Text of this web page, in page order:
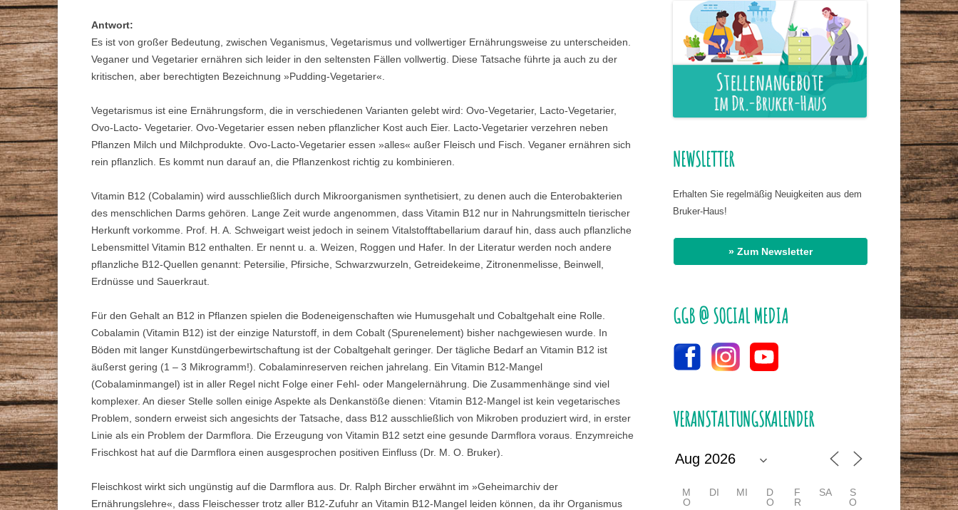
GESUNDHEITSBERATER GGB
ZEITSCHRIFT
POLITISCHES ENGAGEMENT
DR.-BRUKER-GARTEN
PRESSE
SCHLUSSSEMINARE
LEBENSBERATUNG
WEITERE SEMINARE
GESPRÄCHSKREIS HASSAN EL
KHOMRI
ÄRZTLICHER RAT DR. BIRMANNS
VORTRÄGE EXTERN
ORDNUNG UNSERER NAHRUNG
WISSENSCHAFTLER
VOLLWERTKOST
LEBEN & PSYCHE
Antwort:
Es ist von großer Bedeutung, zwischen Veganismus, Vegetarismus und vollwertiger Ernährungsweise zu unterscheiden.
Veganer und Vegetarier ernähren sich leider in den seltensten Fällen vollwertig. Diese Tatsache führte ja auch zu der
kritischen, aber berechtigten Bezeichnung »Pudding-Vegetarier«.
Vegetarismus ist eine Ernährungsform, die in verschiedenen Varianten gelebt wird: Ovo-Vegetarier, Lacto-Vegetarier,
Ovo-Lacto- Vegetarier. Ovo-Vegetarier essen neben pflanzlicher Kost auch Eier. Lacto-Vegetarier verzehren neben
Pflanzen Milch und Milchprodukte. Ovo-Lacto-Vegetarier essen »alles« außer Fleisch und Fisch. Veganer ernähren sich
rein pflanzlich. Es kommt nun darauf an, die Pflanzenkost richtig zu kombinieren.
Vitamin B12 (Cobalamin) wird ausschließlich durch Mikroorganismen synthetisiert, zu denen auch die Enterobakterien
des menschlichen Darms gehören. Lange Zeit wurde angenommen, dass Vitamin B12 nur in Nahrungsmitteln tierischer
Herkunft vorkomme. Prof. H. A. Schweigart weist jedoch in seinem Vitalstofftabellarium darauf hin, dass auch pflanzliche
Lebensmittel Vitamin B12 enthalten. Er nennt u. a. Weizen, Roggen und Hafer. In der Literatur werden noch andere
pflanzliche B12-Quellen genannt: Petersilie, Pfirsiche, Schwarzwurzeln, Getreidekeime, Zitronenmelisse, Beinwell,
Erdnüsse und Sauerkraut.
Für den Gehalt an B12 in Pflanzen spielen die Bodeneigenschaften wie Humusgehalt und Cobaltgehalt eine Rolle.
Cobalamin (Vitamin B12) ist der einzige Naturstoff, in dem Cobalt (Spurenelement) bisher nachgewiesen wurde. In
Böden mit langer Kunstdüngerbewirtschaftung ist der Cobaltgehalt geringer. Der tägliche Bedarf an Vitamin B12 ist
äußerst gering (1 – 3 Mikrogramm!). Cobalaminreserven reichen jahrelang. Ein Vitamin B12-Mangel
(Cobalaminmangel) ist in aller Regel nicht Folge einer Fehl- oder Mangelernährung. Die Zusammenhänge sind viel
komplexer. An dieser Stelle sollen einige Aspekte als Denkanstöße dienen: Vitamin B12-Mangel ist kein vegetarisches
Problem, sondern erweist sich angesichts der Tatsache, dass B12 ausschließlich von Mikroben produziert wird, in erster
Linie als ein Problem der Darmflora. Die Erzeugung von Vitamin B12 setzt eine gesunde Darmflora voraus. Enzymreiche
Frischkost hat auf die Darmflora einen ausgesprochen positiven Einfluss (Dr. M. O. Bruker).
Fleischkost wirkt sich ungünstig auf die Darmflora aus. Dr. Ralph Bircher erwähnt im »Geheimarchiv der
Ernährungslehre«, dass Fleischesser trotz aller B12-Zufuhr an Vitamin B12-Mangel leiden können, da ihr Organismus
NEWSLETTER
Erhalten Sie regelmäßig Neuigkeiten aus dem
Bruker-Haus!
» Zum Newsletter
GGB @ SOCIAL MEDIA
VERANSTALTUNGSKALENDER
M
O
DI MI
D
O
F
R
SA
S
O